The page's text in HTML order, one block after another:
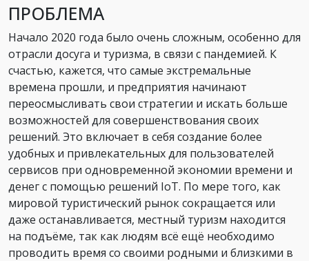
ПРОБЛЕМА
Начало 2020 года было очень сложным, особенно для
отрасли досуга и туризма, в связи с пандемией. К
счастью, кажется, что самые экстремальные
времена прошли, и предприятия начинают
переосмысливать свои стратегии и искать больше
возможностей для совершенствования своих
решений. Это включает в себя создание более
удобных и привлекательных для пользователей
сервисов при одновременной экономии времени и
денег с помощью решений IoT. По мере того, как
мировой туристический рынок сокращается или
даже останавливается, местный туризм находится
на подъёме, так как людям всё ещё необходимо
проводить время со своими родными и близкими в